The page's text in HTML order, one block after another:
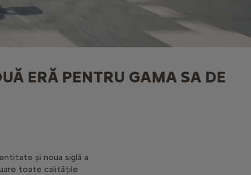
ERĂ PENTRU GAMA SA DE
și noua siglă a
toate calitățile